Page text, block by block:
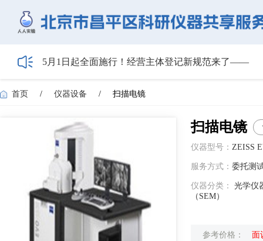
5月1日起全面施行！经营主体登记新规范来了——
【会议通知】2026年储能技术应用线上研讨会（第
【最新日程】2026年智慧电厂论坛议程首发！邀您4
首页 / 仪器设备 / 扫描电镜
扫描电镜
仪器型号： ZEISS
服务方式： 委托测
仪器分类：
光学仪
（SEM）
参考价格： 面